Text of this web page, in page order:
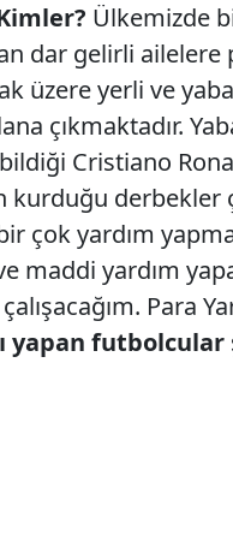
Ülkemizde
dar gelirli ailelere
üzere yerli ve
çıkmaktadır.
Cristiano
kurduğu derbekler
çok yardım
maddi yardım
Para
yapan futbolcular